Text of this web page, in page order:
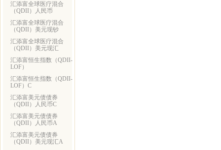
汇添富全球医疗混合
（QDII）人民币
汇添富全球医疗混合
（QDII）美元现钞
汇添富全球医疗混合
（QDII）美元现汇
汇添富恒生指数（QDII-
LOF）
汇添富恒生指数（QDII-
LOF）C
汇添富美元债债券
（QDII）人民币C
汇添富美元债债券
（QDII）人民币A
汇添富美元债债券
（QDII）美元现汇A